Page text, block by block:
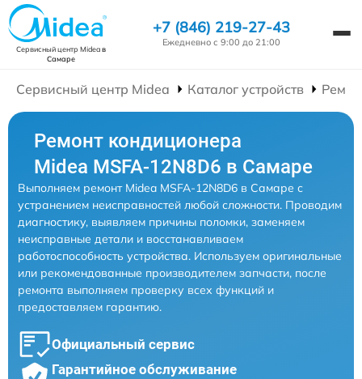
Сервисный центр Mideaв
Самаре
+7 (846) 219-27-43
Ежедневно с 9:00 до 21:00
Сервисный центр Midea Каталог устройств
Ремонт кондиционера
Midea MSFA-12N8D6 в Самаре
Выполняем ремонт Midea MSFA-12N8D6 в Самаре с
устранением неисправностей любой сложности. Проводим
диагностику, выявляем причины поломки, заменяем
неисправные детали и восстанавливаем
работоспособность устройства. Используем оригинальные
или рекомендованные производителем запчасти, после
ремонта выполняем проверку всех функций и
предоставляем гарантию.
Официальный сервис
Гарантийное обслуживание